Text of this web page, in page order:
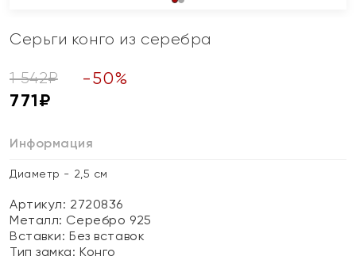
Серьги конго из серебра
1 542₽ -50%
771₽
Информация
Диаметр - 2,5 см
Артикул: 2720836
Металл: Серебро 925
Вставки:Без вставок
Тип замка:Конго